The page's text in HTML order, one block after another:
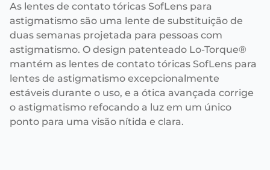
As lentes de contato tóricas SofLens para
astigmatismo são uma lente de substituição de
duas semanas projetada para pessoas com
astigmatismo. O design patenteado Lo-Torque®
mantém as lentes de contato tóricas SofLens para
lentes de astigmatismo excepcionalmente
estáveis durante o uso, e a ótica avançada corrige
o astigmatismo refocando a luz em um único
ponto para uma visão nítida e clara.